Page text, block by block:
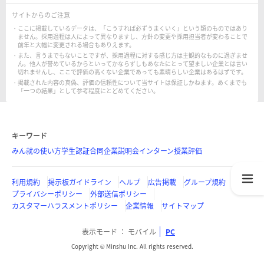
サイトからのご注意
ここに掲載しているデータは、「こうすれば必ずうまくいく」という類のものではあり
ません。採用過程は人によって異なりますし、方針の変更や採用担当者が変わることで
前年と大幅に変更される場合もありえます。
また、言うまでもないことですが、採用過程に対する感じ方は主観的なものに過ぎませ
ん。他人が誉めているからといってかならずしもあなたにとって望ましい企業とは言い
切れませんし、ここで評価の高くない企業であっても素晴らしい企業はあるはずです。
掲載された内容の真偽、評価の信頼性について当サイトは保証しかねます。あくまでも
「一つの結果」として参考程度にとどめてください。
キーワード
みん就の使い方学生認証合同企業説明会インターン授業評価
利用規約 掲示板ガイドライン ヘルプ 広告掲載
グループ規約
プライバシーポリシー
外部送信ポリシー
カスタマーハラスメントポリシー
企業情報 サイトマップ
表示モード モバイル PC
Copyright © Minshu Inc. All rights reserved.